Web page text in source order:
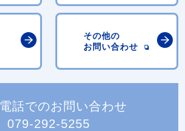
その他の
お問い合わせ
電話でのお問い合わせ
079-292-5255